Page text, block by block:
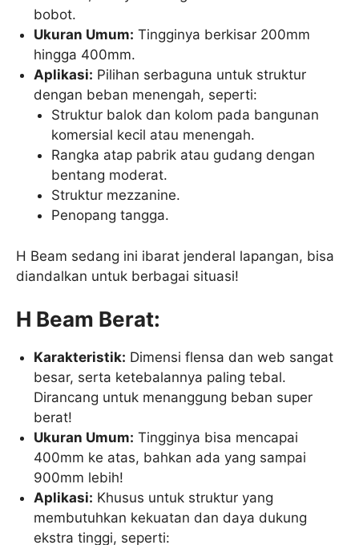
bobot.
Ukuran Umum: Tingginya berkisar 200mm
hingga 400mm.
Aplikasi: Pilihan serbaguna untuk struktur
dengan beban menengah, seperti:
Struktur balok dan kolom pada bangunan
komersial kecil atau menengah.
Rangka atap pabrik atau gudang dengan
bentang moderat.
Struktur mezzanine.
Penopang tangga.
H Beam sedang ini ibarat jenderal lapangan, bisa
diandalkan untuk berbagai situasi!
H Beam Berat:
Karakteristik: Dimensi flensa dan web sangat
besar, serta ketebalannya paling tebal.
Dirancang untuk menanggung beban super
berat!
Ukuran Umum: Tingginya bisa mencapai
400mm ke atas, bahkan ada yang sampai
900mm lebih!
Aplikasi: Khusus untuk struktur yang
membutuhkan kekuatan dan daya dukung
ekstra tinggi, seperti: